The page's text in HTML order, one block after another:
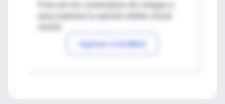
Para ver los comentarios de colegas o
Ingresar a IntraMed